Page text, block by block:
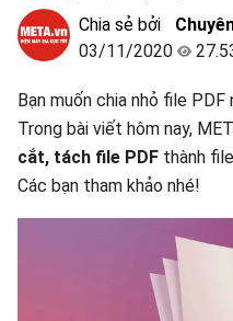
03/11/2020
Bạn muốn chia nhỏ file
Trong bài viết hôm nay,
cắt, tách file PDF thành
Các bạn tham khảo nhé!